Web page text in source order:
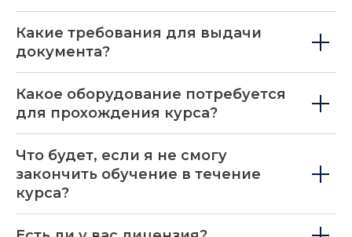
Какие требования для выдачи
документа?
Какое оборудование потребуется
для прохождения курса?
Что будет, если я не смогу
закончить обучение в течение
курса?